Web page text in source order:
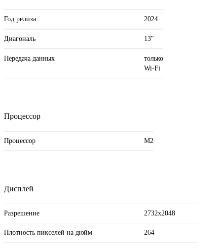
Год релиза 2024
Диагональ 13"
Передача данных
только
Wi-Fi
Процессор
Процессор M2
Дисплей
Разрешение 2732x2048
Плотность пикселей на дюйм 264